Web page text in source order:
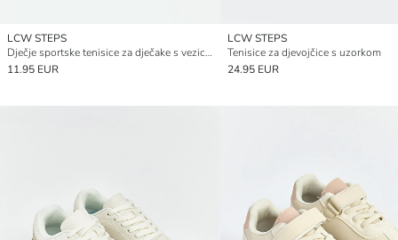
LCW STEPS
Dječje sportske tenisice za dječake s vezicama
11.95 EUR
LCW STEPS
Tenisice za djevojčice s uzorkom
24.95 EUR